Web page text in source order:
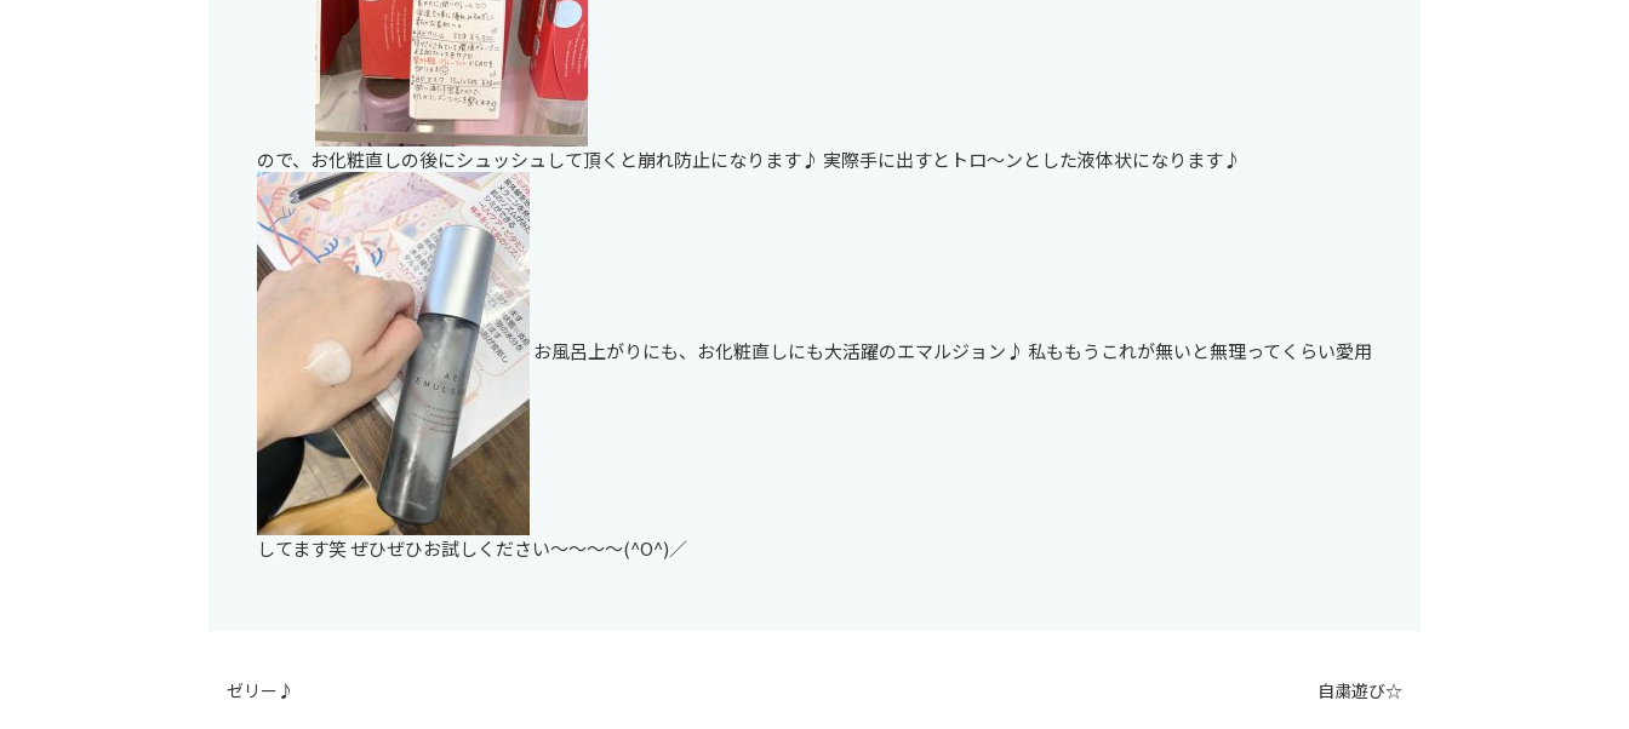
ので、お化粧直しの後にシュッシュして頂くと崩れ防止になります♪ 実際手に出すとトロ～ンとした液体状になります♪
お風呂上がりにも、お化粧直しにも大活躍のエマルジョン♪ 私ももうこれが無いと無理ってくらい愛用
してます笑 ぜひぜひお試しください～～～～(^O^)／
ゼリー♪ 自粛遊び☆